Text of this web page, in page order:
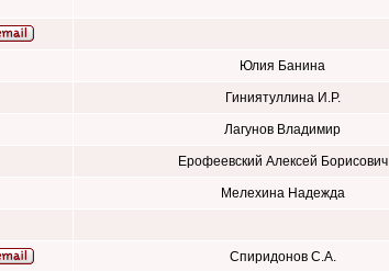
Юлия Банина
Гиниятуллина И.Р.
Лагунов Владимир
Ерофеевский Алексей Борисович
Мелехина Надежда
Спиридонов С.А.